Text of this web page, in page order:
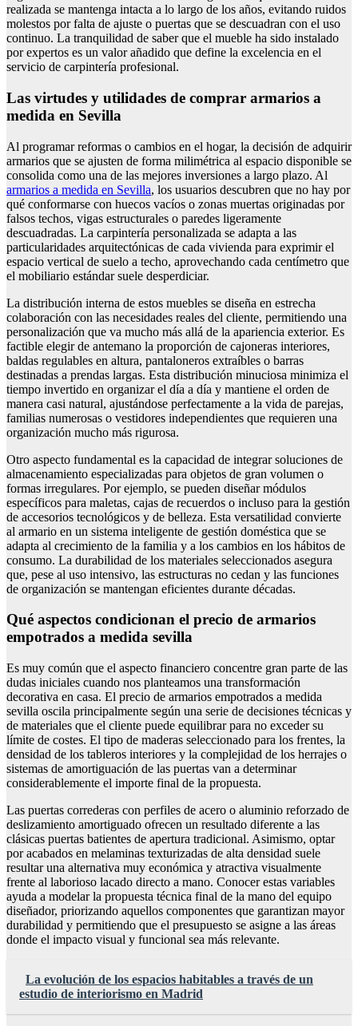
realizada se mantenga intacta a lo largo de los años, evitando ruidos
molestos por falta de ajuste o puertas que se descuadran con el uso
continuo. La tranquilidad de saber que el mueble ha sido instalado
por expertos es un valor añadido que define la excelencia en el
servicio de carpintería profesional.
Las virtudes y utilidades de comprar armarios a
medida en Sevilla
Al programar reformas o cambios en el hogar, la decisión de adquirir
armarios que se ajusten de forma milimétrica al espacio disponible se
consolida como una de las mejores inversiones a largo plazo. Al
armarios a medida en Sevilla, los usuarios descubren que no hay por
qué conformarse con huecos vacíos o zonas muertas originadas por
falsos techos, vigas estructurales o paredes ligeramente
descuadradas. La carpintería personalizada se adapta a las
particularidades arquitectónicas de cada vivienda para exprimir el
espacio vertical de suelo a techo, aprovechando cada centímetro que
el mobiliario estándar suele desperdiciar.
La distribución interna de estos muebles se diseña en estrecha
colaboración con las necesidades reales del cliente, permitiendo una
personalización que va mucho más allá de la apariencia exterior. Es
factible elegir de antemano la proporción de cajoneras interiores,
baldas regulables en altura, pantaloneros extraíbles o barras
destinadas a prendas largas. Esta distribución minuciosa minimiza el
tiempo invertido en organizar el día a día y mantiene el orden de
manera casi natural, ajustándose perfectamente a la vida de parejas,
familias numerosas o vestidores independientes que requieren una
organización mucho más rigurosa.
Otro aspecto fundamental es la capacidad de integrar soluciones de
almacenamiento especializadas para objetos de gran volumen o
formas irregulares. Por ejemplo, se pueden diseñar módulos
específicos para maletas, cajas de recuerdos o incluso para la gestión
de accesorios tecnológicos y de belleza. Esta versatilidad convierte
al armario en un sistema inteligente de gestión doméstica que se
adapta al crecimiento de la familia y a los cambios en los hábitos de
consumo. La durabilidad de los materiales seleccionados asegura
que, pese al uso intensivo, las estructuras no cedan y las funciones
de organización se mantengan eficientes durante décadas.
Qué aspectos condicionan el precio de armarios
empotrados a medida sevilla
Es muy común que el aspecto financiero concentre gran parte de las
dudas iniciales cuando nos planteamos una transformación
decorativa en casa. El precio de armarios empotrados a medida
sevilla oscila principalmente según una serie de decisiones técnicas y
de materiales que el cliente puede equilibrar para no exceder su
límite de costes. El tipo de maderas seleccionado para los frentes, la
densidad de los tableros interiores y la complejidad de los herrajes o
sistemas de amortiguación de las puertas van a determinar
considerablemente el importe final de la propuesta.
Las puertas correderas con perfiles de acero o aluminio reforzado de
deslizamiento amortiguado ofrecen un resultado diferente a las
clásicas puertas batientes de apertura tradicional. Asimismo, optar
por acabados en melaminas texturizadas de alta densidad suele
resultar una alternativa muy económica y atractiva visualmente
frente al laborioso lacado directo a mano. Conocer estas variables
ayuda a modelar la propuesta técnica final de la mano del equipo
diseñador, priorizando aquellos componentes que garantizan mayor
durabilidad y permitiendo que el presupuesto se asigne a las áreas
donde el impacto visual y funcional sea más relevante.
La evolución de los espacios habitables a través de un
estudio de interiorismo en Madrid